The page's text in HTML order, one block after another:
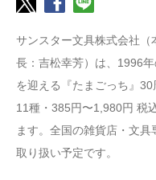
サンスター文具株式会社（
長：吉松幸芳）は、1996
を迎える『たまごっち』
11種・385円〜1,980円 税
ます。全国の雑貨店・文
取り扱い予定です。